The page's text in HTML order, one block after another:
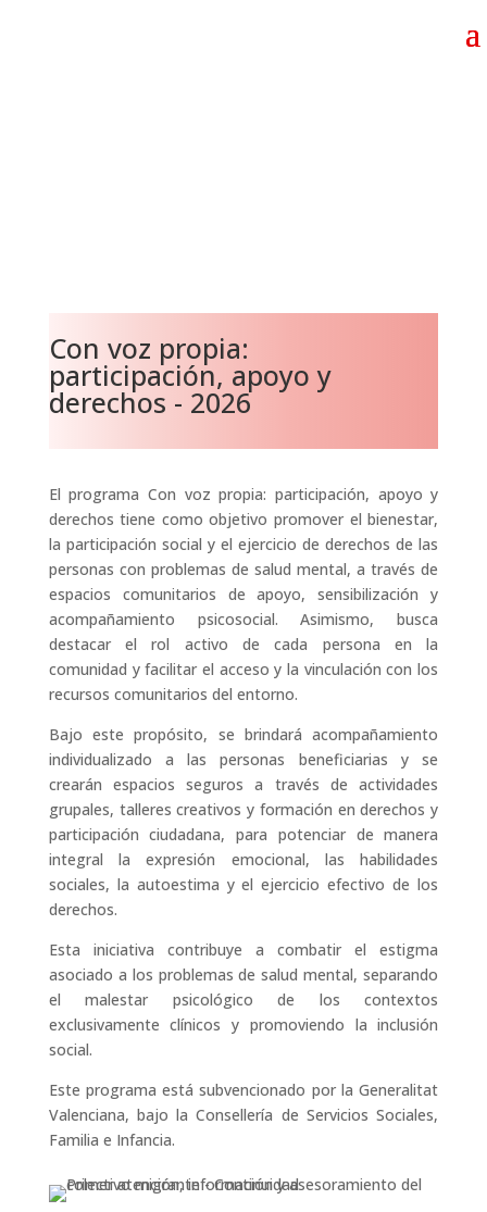
Con voz propia:
participación, apoyo y
derechos - 2026
El programa Con voz propia: participación, apoyo y
derechos tiene como objetivo promover el bienestar,
la participación social y el ejercicio de derechos de las
personas con problemas de salud mental, a través de
espacios comunitarios de apoyo, sensibilización y
acompañamiento psicosocial. Asimismo, busca
destacar el rol activo de cada persona en la
comunidad y facilitar el acceso y la vinculación con los
recursos comunitarios del entorno.
Bajo este propósito, se brindará acompañamiento
individualizado a las personas beneficiarias y se
crearán espacios seguros a través de actividades
grupales, talleres creativos y formación en derechos y
participación ciudadana, para potenciar de manera
integral la expresión emocional, las habilidades
sociales, la autoestima y el ejercicio efectivo de los
derechos.
Esta iniciativa contribuye a combatir el estigma
asociado a los problemas de salud mental, separando
el malestar psicológico de los contextos
exclusivamente clínicos y promoviendo la inclusión
social.
Este programa está subvencionado por la Generalitat
Valenciana, bajo la Consellería de Servicios Sociales,
Familia e Infancia.